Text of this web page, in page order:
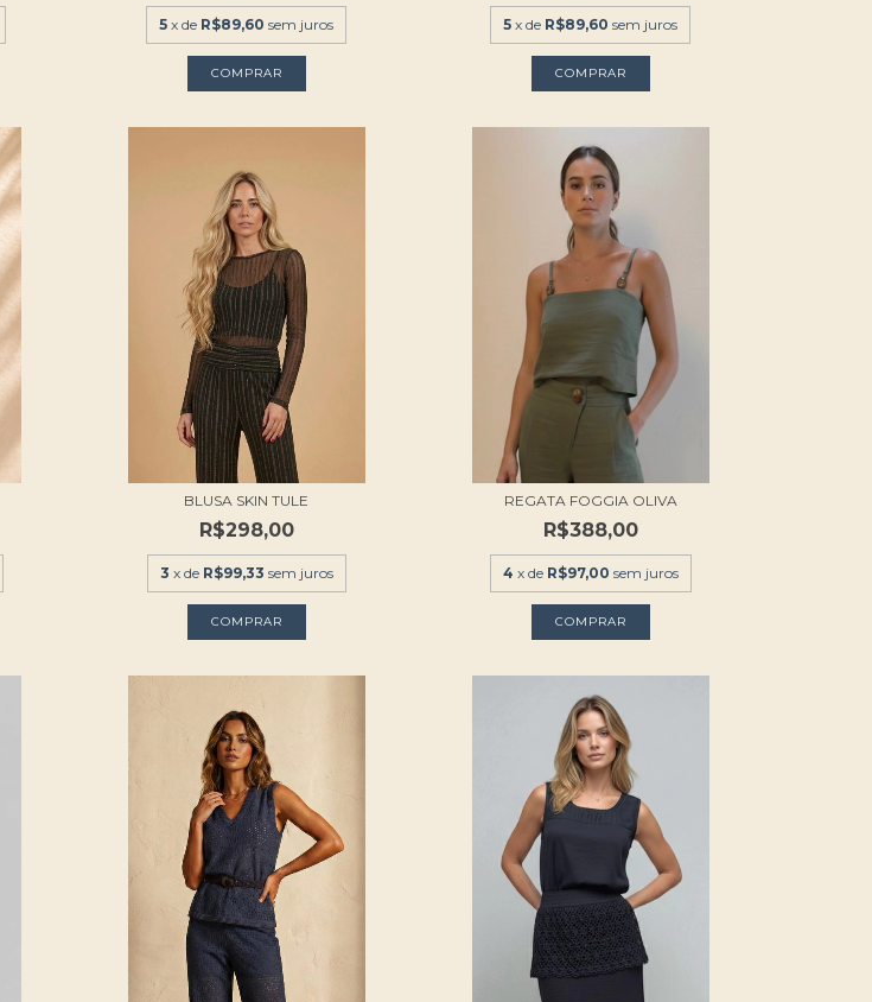
5 x de R$89,60 sem juros
COMPRAR
5 x de R$89,60 sem juros
COMPRAR
BLUSA SKIN TULE
R$298,00
3 x de R$99,33 sem juros
COMPRAR
REGATA FOGGIA OLIVA
R$388,00
4 x de R$97,00 sem juros
COMPRAR